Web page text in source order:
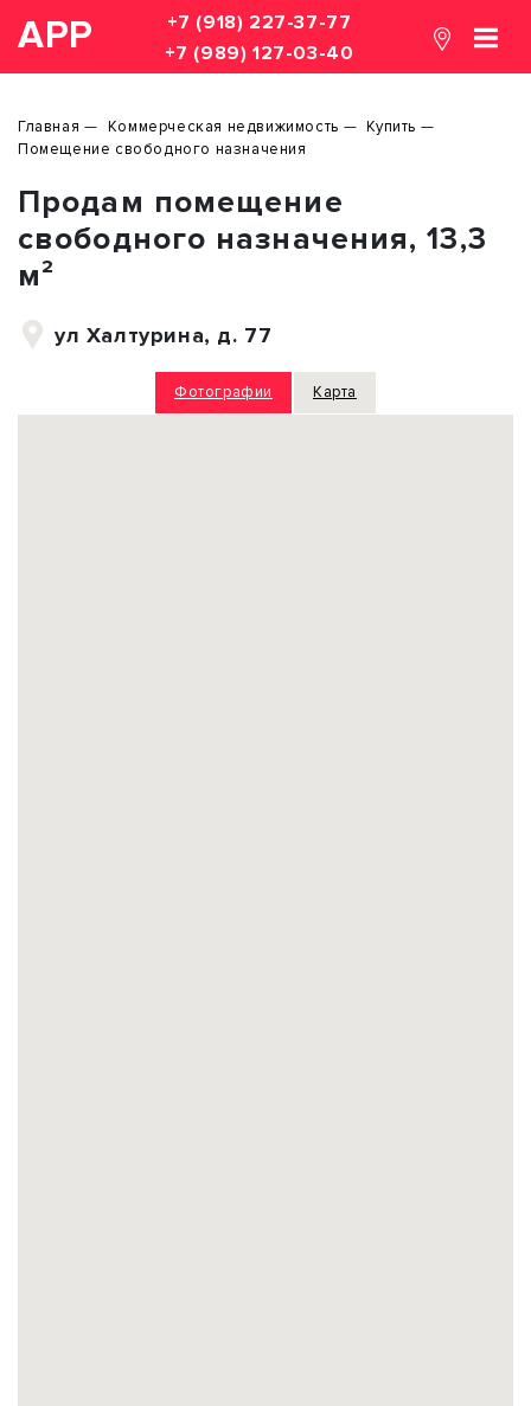
АРР
+7 (918) 227-37-77
+7 (989) 127-03-40
Главная Коммерческая недвижимость
Купить
Помещение свободного назначения
Продам помещение
свободного назначения, 13,3
м²
ул Халтурина, д. 77
Фотографии Карта